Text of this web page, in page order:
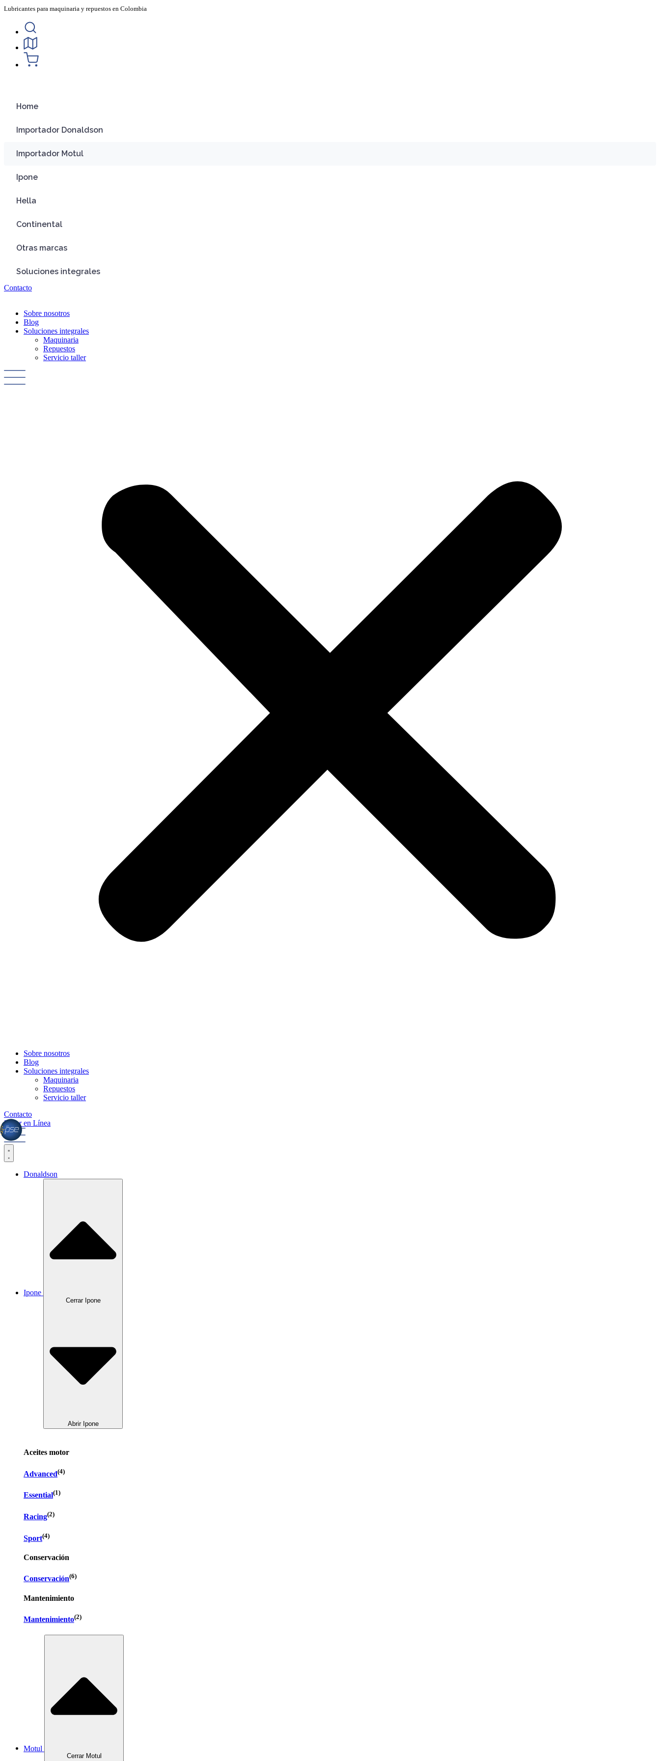
Ir
contenido
Lubricantes para maquinaria y repuestos en Colombia
Home
Importador Donaldson
Importador Motul
Ipone
Hella
Continental
Otras marcas
Soluciones integrales
Contacto
Sobre nosotros
Blog
Soluciones integrales
Maquinaria
Repuestos
Servicio taller
Sobre nosotros
Blog
Soluciones integrales
Maquinaria
Repuestos
Servicio taller
Contacto
Pagar en Línea
Donaldson
Ipone
Cerrar Ipone
Abrir Ipone
Aceites motor
Advanced(4)
Essential(1)
Racing(2)
Sport(4)
Conservación
Conservación(6)
Mantenimiento
Mantenimiento(2)
Motul
Cerrar Motul